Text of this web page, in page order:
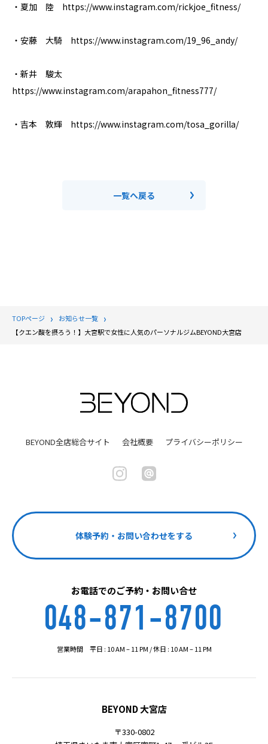
・夏加 陸 https://www.instagram.com/rickjoe_fitness/
・安藤 大騎 https://www.instagram.com/19_96_andy/
・新井 駿太
https://www.instagram.com/arapahon_fitness777/
・吉本 敦輝 https://www.instagram.com/tosa_gorilla/
一覧へ戻る
TOPページ
お知らせ一覧
【クエン酸を摂ろう！】大宮駅で女性に人気のパーソナルジムBEYOND大宮店
BEYOND全店総合サイト 会社概要 プライバシーポリシー
体験予約・お問い合わせをする
お電話でのご予約・お問い合せ
048-871-8700
営業時間 平日 : 10 AM – 11 PM / 休日 : 10 AM – 11 PM
BEYOND 大宮店
〒330-0802